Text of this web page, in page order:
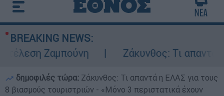
BREAKING NEWS:
Ζαμπούνη
Ζάκυνθος: Τι απαντά
δημοφιλές τώρα: Ζάκυνθος: Τι απαντά η ΕΛΑΣ για τους
8 βιασμούς τουριστριών - «Μόνο 3 περιστατικά έχουν